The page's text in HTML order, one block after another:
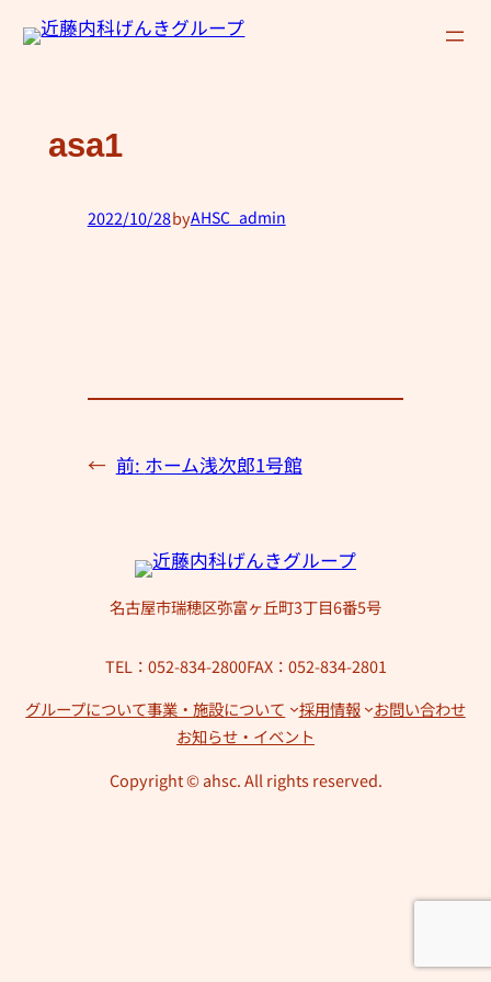
内
asa1
2022/10/28byAHSC_admin
← 前: ホーム浅次郎1号館
名古屋市瑞穂区弥富ヶ丘町3丁目6番5号
TEL：052-834-2800FAX：052-834-2801
グループについて事業・施設について 採用情報
お問い合わせ
お知らせ・イベント
Copyright © ahsc. All rights reserved.